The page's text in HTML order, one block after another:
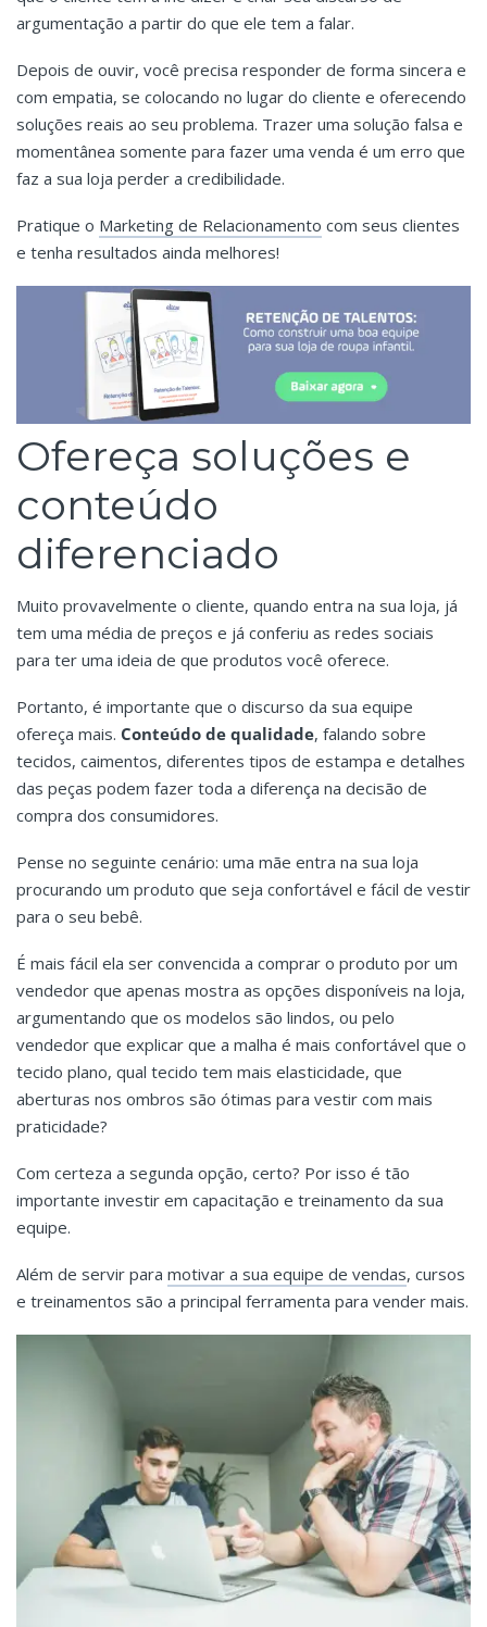
argumentação a partir do que ele tem a falar.
Depois de ouvir, você precisa responder de forma sincera e
com empatia, se colocando no lugar do cliente e oferecendo
soluções reais ao seu problema. Trazer uma solução falsa e
momentânea somente para fazer uma venda é um erro que
faz a sua loja perder a credibilidade.
Pratique o Marketing de Relacionamento com seus clientes
e tenha resultados ainda melhores!
Ofereça soluções e
conteúdo
diferenciado
Muito provavelmente o cliente, quando entra na sua loja, já
tem uma média de preços e já conferiu as redes sociais
para ter uma ideia de que produtos você oferece.
Portanto, é importante que o discurso da sua equipe
ofereça mais. Conteúdo de qualidade, falando sobre
tecidos, caimentos, diferentes tipos de estampa e detalhes
das peças podem fazer toda a diferença na decisão de
compra dos consumidores.
Pense no seguinte cenário: uma mãe entra na sua loja
procurando um produto que seja confortável e fácil de vestir
para o seu bebê.
É mais fácil ela ser convencida a comprar o produto por um
vendedor que apenas mostra as opções disponíveis na loja,
argumentando que os modelos são lindos, ou pelo
vendedor que explicar que a malha é mais confortável que o
tecido plano, qual tecido tem mais elasticidade, que
aberturas nos ombros são ótimas para vestir com mais
praticidade?
Com certeza a segunda opção, certo? Por isso é tão
importante investir em capacitação e treinamento da sua
equipe.
Além de servir para motivar a sua equipe de vendas, cursos
e treinamentos são a principal ferramenta para vender mais.